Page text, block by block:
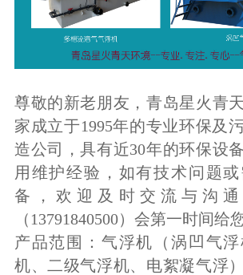
尊敬的新老朋友，青岛星火青
家成立于1995年的专业环保及
造公司，具有近30年的环保设
用维护经验，如有技术问题
备，欢迎及时交流与沟
（13791840500）会第一时间给
产品范围：气浮机（涡凹气
机、二级气浮机、电絮凝气浮